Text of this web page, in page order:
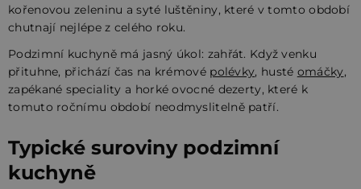
kořenovou zeleninu a syté luštěniny, které v tomto období
chutnají nejlépe z celého roku.
Podzimní kuchyně má jasný úkol: zahřát. Když venku
přituhne, přichází čas na krémové polévky, husté omáčky,
zapékané speciality a horké ovocné dezerty, které k
tomuto ročnímu období neodmyslitelně patří.
Typické suroviny podzimní
kuchyně